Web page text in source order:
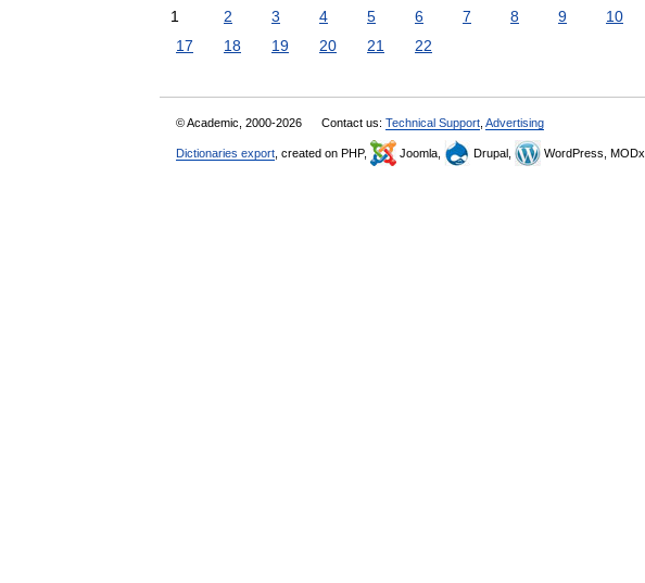
1 2 3 4 5 6 7 8 9 10
17
18 19 20 21 22
© Academic, 2000-2026 Contact us: Technical Support Advertising
Dictionaries export , created on PHP, Joomla, Drupal, WordPress, MODx.